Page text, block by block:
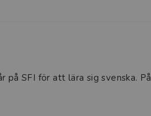
på SFI för att lära sig svenska. På